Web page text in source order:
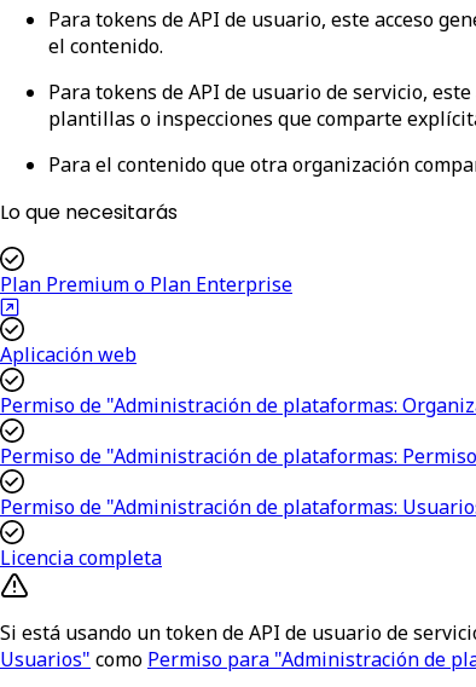
Paratokens de API de usuario, este acceso
el contenido.
Paratokens de API de usuario de servicio,
plantillas o inspecciones que comparte
Para el contenido que otra organización
Lo que necesitarás
Plan Premium o Plan Enterprise
Aplicación web
Permiso de "Administración de plataformas:
Permiso de "Administración de plataformas:
Permiso de "Administración de plataformas:
Licencia completa
Si está usando un token de API de usuario de
Usuarios" como Permiso para "Administración de